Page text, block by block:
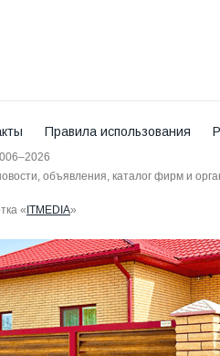
Правила использования
объявления, каталог фирм и
«ITMEDIA»